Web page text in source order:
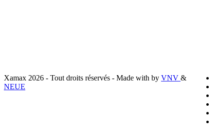
Xamax 2026 - Tout droits réservés - Made with by VNV &
NEUE